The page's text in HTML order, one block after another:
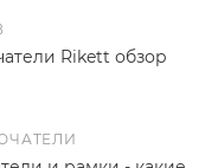
Rikett обзор